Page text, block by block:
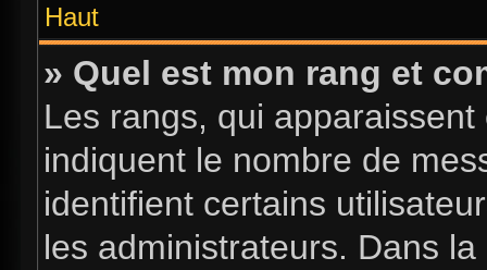
Haut
» Quel est mon rang et
Les rangs, qui
indiquent le nombre de
identifient certains
les administrateurs. Dans